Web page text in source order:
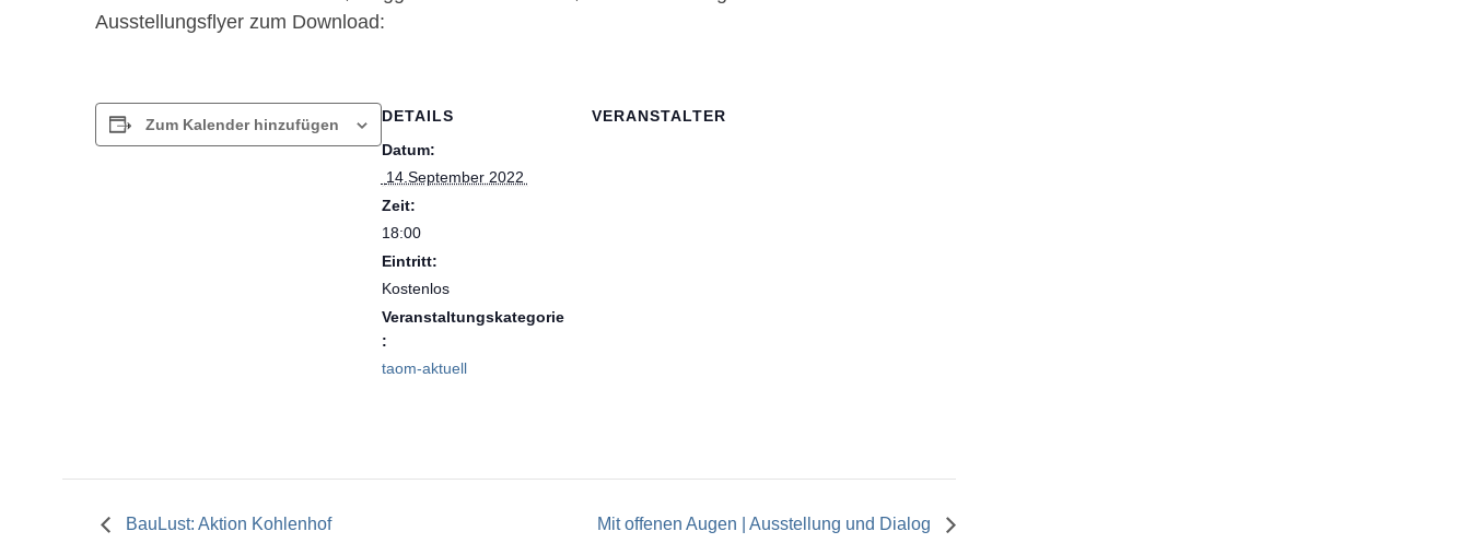
Ausstellungsflyer zum Download:
Zum Kalender hinzufügen
DETAILS
Datum:
14.September 2022
Zeit:
18:00
Eintritt:
Kostenlos
Veranstaltungskategorie
:
taom-aktuell
VERANSTALTER
BauLust: Aktion Kohlenhof Mit offenen Augen | Ausstellung und Dialog